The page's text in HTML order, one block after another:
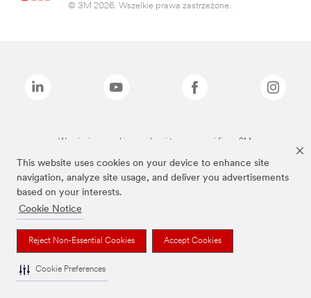
This website uses cookies on your device to enhance site
navigation, analyze site usage, and deliver you advertisements
based on your interests.
Cookie Notice
Reject Non-Essential Cookies Accept Cookies
Cookie Preferences
© 3M 2026. Wszelkie prawa zastrzeżone.
Wymienione marki są znakami towarowymi firmy 3M.